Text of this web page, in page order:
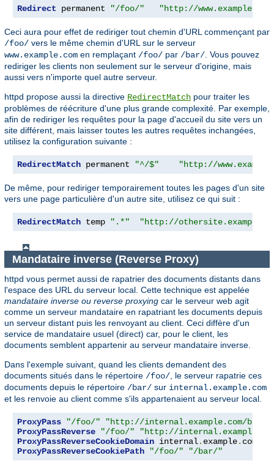
Redirect permanent "/foo/" "http://
Ceci aura pour effet de rediriger tout chemin d'URL commençant par
/foo/ vers le même chemin d'URL sur le serveur
www.example.com en remplaçant /foo/ par /bar/ . Vous pouvez
rediriger les clients non seulement sur le serveur d'origine, mais
aussi vers n'importe quel autre serveur.
httpd propose aussi la directive RedirectMatch pour traiter les
problèmes de réécriture d'une plus grande complexité. Par exemple,
afin de rediriger les requêtes pour la page d'accueil du site vers un
site différent, mais laisser toutes les autres requêtes inchangées,
utilisez la configuration suivante :
RedirectMatch permanent "^/$" "http://
De même, pour rediriger temporairement toutes les pages d'un site
vers une page particulière d'un autre site, utilisez ce qui suit :
RedirectMatch temp ".*" "http://
Mandataire inverse (Reverse Proxy)
httpd vous permet aussi de rapatrier des documents distants dans
l'espace des URL du serveur local. Cette technique est appelée
mandataire inverse ou reverse proxying car le serveur web agit
comme un serveur mandataire en rapatriant les documents depuis
un serveur distant puis les renvoyant au client. Ceci diffère d'un
service de mandataire usuel (direct) car, pour le client, les
documents semblent appartenir au serveur mandataire inverse.
Dans l'exemple suivant, quand les clients demandent des
documents situés dans le répertoire /foo/ , le serveur rapatrie ces
documents depuis le répertoire /bar/ sur internal.example.com
et les renvoie au client comme s'ils appartenaient au serveur local.
ProxyPass "/foo/"
"http://internal.example.com/bar/"
ProxyPassReverse
"/foo/"
"http://
ProxyPassReverseCookieDomain internal. example. com
ProxyPassReverseCookiePath
"/foo/" "/bar/"